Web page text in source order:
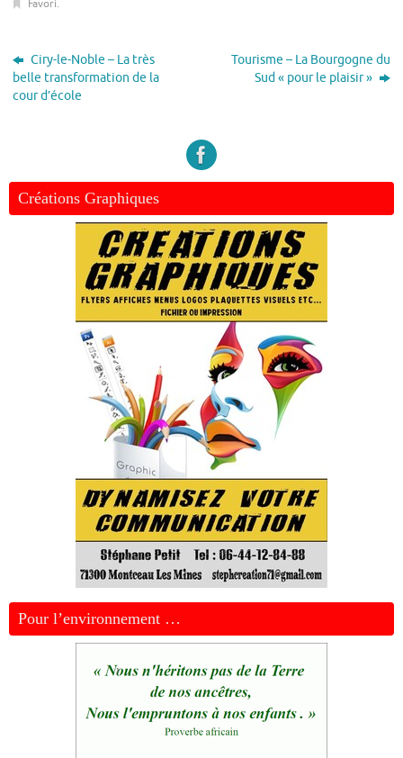
Favori.
Ciry-le-Noble – La très
belle transformation de la
cour d’école
Tourisme – La Bourgogne du
Sud « pour le plaisir »
Créations Graphiques
Pour l’environnement …